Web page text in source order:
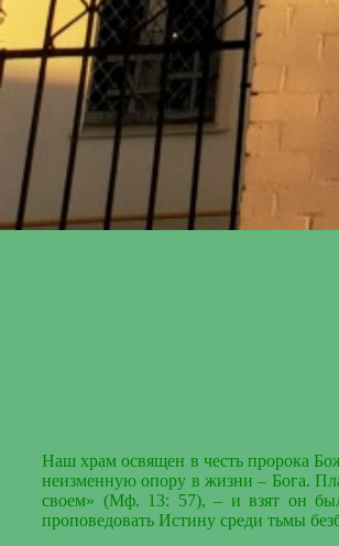
Наш храм освящен в честь пророка
неизменную опору в жизни – Бога.
своем» (Мф. 13: 57), – и взят он
проповедовать Истину среди тьмы